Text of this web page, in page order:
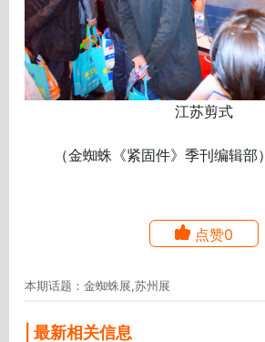
江苏剪式
（金蜘蛛《紧固件》季刊编辑部）
点赞0
本期话题：金蜘蛛展,苏州展
| 最新相关信息